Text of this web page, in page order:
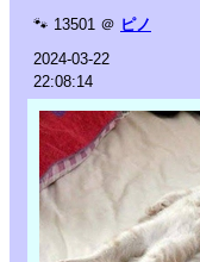
🐾 13501 ＠ ピノ
2024-03-22
22:08:14